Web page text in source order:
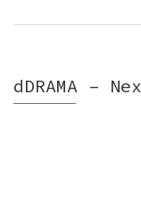
dDRAMA –